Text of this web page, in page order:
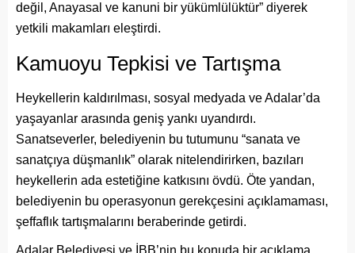
değil, Anayasal ve kanuni bir yükümlülüktür” diyerek
yetkili makamları eleştirdi.
Kamuoyu Tepkisi ve Tartışma
Heykellerin kaldırılması, sosyal medyada ve Adalar’da
yaşayanlar arasında geniş yankı uyandırdı.
Sanatseverler, belediyenin bu tutumunu “sanata ve
sanatçıya düşmanlık” olarak nitelendirirken, bazıları
heykellerin ada estetiğine katkısını övdü. Öte yandan,
belediyenin bu operasyonun gerekçesini açıklamaması,
şeffaflık tartışmalarını beraberinde getirdi.
Adalar Belediyesi ve İBB’nin bu konuda bir açıklama